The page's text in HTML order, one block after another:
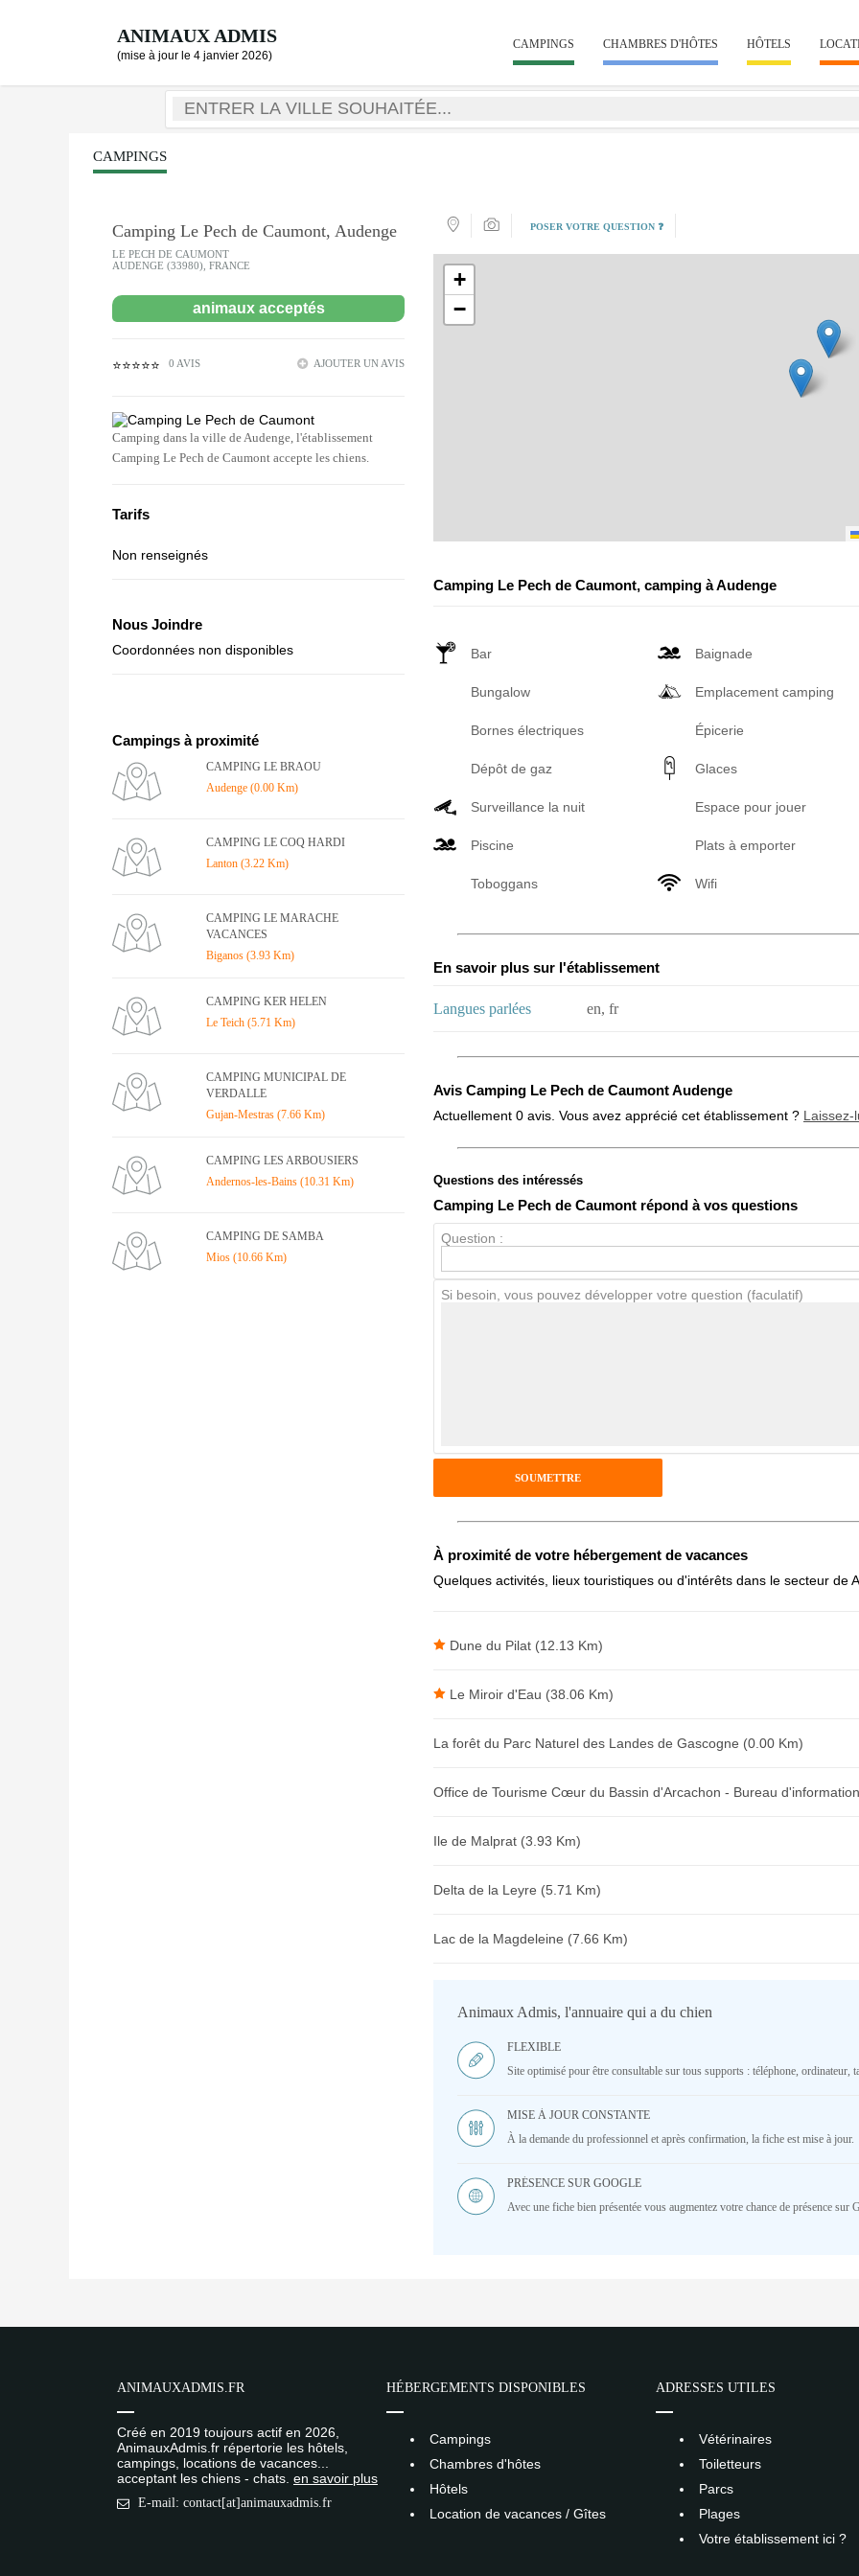
ANIMAUX ADMIS
(mise à jour le 4 janvier 2026)
CAMPINGS CHAMBRES D'HÔTES HÔTELS
CAMPINGS
Camping Le Pech de Caumont, Audenge
LE PECH DE CAUMONT
AUDENGE (33980), FRANCE
animaux acceptés
⭐⭐⭐⭐⭐ 0 AVIS AJOUTER UN AVIS
Camping dans la ville de Audenge, l'établissement
Camping Le Pech de Caumont accepte les chiens.
Tarifs
Non renseignés
Nous Joindre
Coordonnées non disponibles
Campings à proximité
CAMPING LE BRAOU
Audenge (0.00 Km)
CAMPING LE COQ HARDI
Lanton (3.22 Km)
CAMPING LE MARACHE
VACANCES
Biganos (3.93 Km)
CAMPING KER HELEN
Le Teich (5.71 Km)
CAMPING MUNICIPAL DE
VERDALLE
Gujan-Mestras (7.66 Km)
CAMPING LES ARBOUSIERS
Andernos-les-Bains (10.31 Km)
CAMPING DE SAMBA
Mios (10.66 Km)
POSER VOTRE QUESTION ❓
+
−
Camping Le Pech de Caumont, camping à Audenge
Bar Baignade
Bungalow Emplacement camping
Bornes électriques Épicerie
Dépôt de gaz Glaces
Surveillance la nuit Espace pour jouer
Piscine Plats à emporter
Toboggans Wifi
En savoir plus sur l'établissement
Langues parlées en, fr
Avis Camping Le Pech de Caumont Audenge
Actuellement 0 avis. Vous avez apprécié cet établissement ? Laissez-
Note globale
Avis Clients
Antispam - Combien font 7x4 (en chiffres) :
Avis sur l'établissement :
Questions des intéressés
Camping Le Pech de Caumont répond à vos questions
Question :
Si besoin, vous pouvez développer votre question (faculatif)
À proximité de votre hébergement de vacances
Quelques activités, lieux touristiques ou d'intérêts dans le secteur de
Dune du Pilat (12.13 Km)
Le Miroir d'Eau (38.06 Km)
La forêt du Parc Naturel des Landes de Gascogne (0.00 Km)
Office de Tourisme Cœur du Bassin d'Arcachon - Bureau
Ile de Malprat (3.93 Km)
Delta de la Leyre (5.71 Km)
Lac de la Magdeleine (7.66 Km)
Animaux Admis, l'annuaire qui a du chien
FLEXIBLE
Site optimisé pour être consultable sur tous supports : téléphone, ordinateur,
MISE À JOUR CONSTANTE
À la demande du professionnel et après confirmation, la fiche est mise à jour.
PRÉSENCE SUR GOOGLE
Avec une fiche bien présentée vous augmentez votre chance de présence sur
ANIMAUXADMIS.FR
Créé en 2019 toujours actif en 2026,
AnimauxAdmis.fr répertorie les hôtels,
campings, locations de vacances...
acceptant les chiens - chats. en savoir plus
E-mail: contact[at]animauxadmis.fr
HÉBERGEMENTS DISPONIBLES
Campings
Chambres d'hôtes
Hôtels
Location de vacances / Gîtes
ADRESSES UTILES
Vétérinaires
Toiletteurs
Parcs
Plages
Votre établissement ici ?